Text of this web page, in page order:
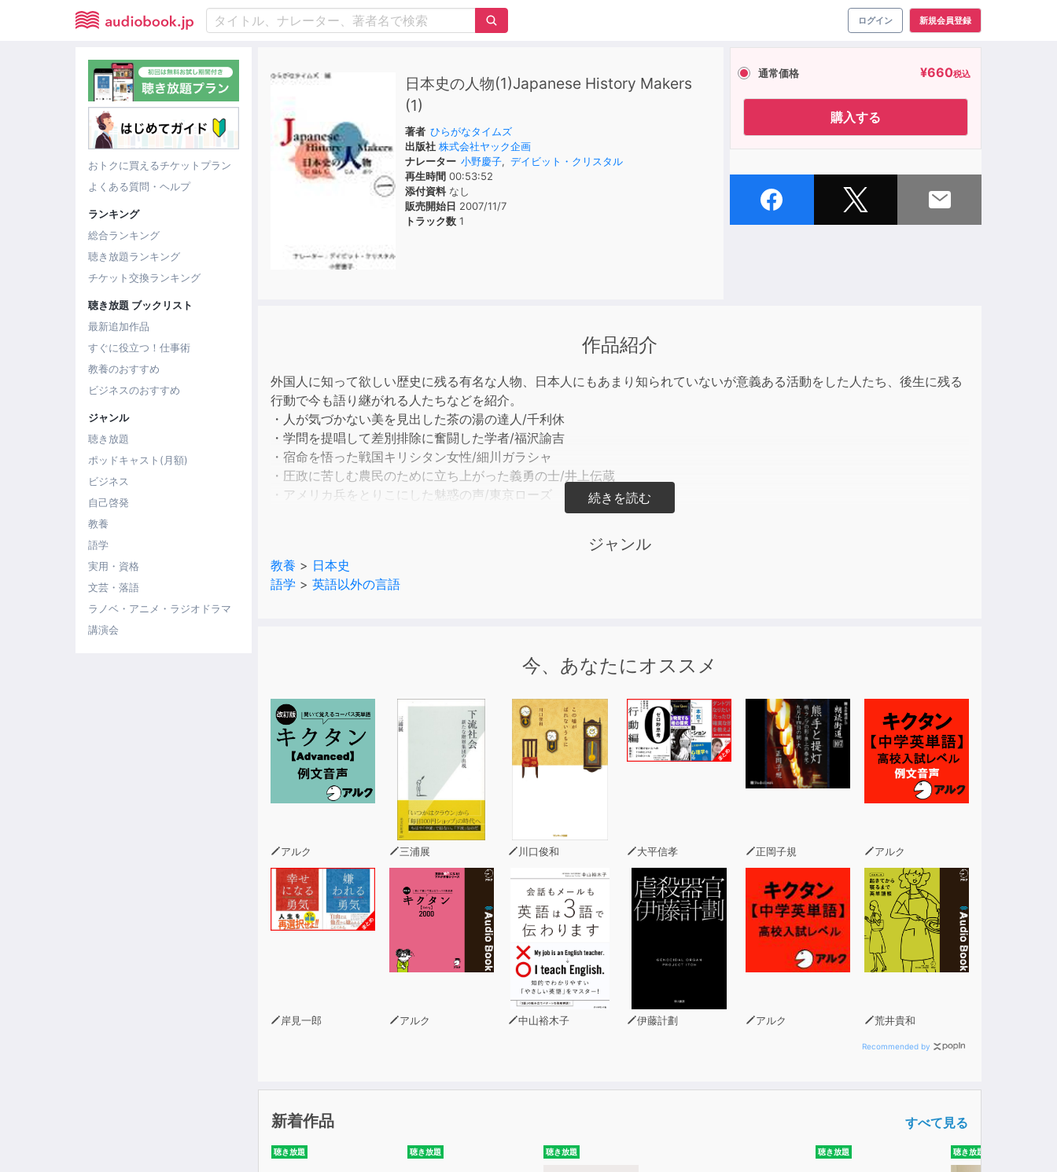
ログイン 新規会員登録
おトクに買えるチケットプラン
よくある質問・ヘルプ
ランキング
総合ランキング
聴き放題ランキング
チケット交換ランキング
聴き放題 ブックリスト
最新追加作品
すぐに役立つ！仕事術
教養のおすすめ
ビジネスのおすすめ
ジャンル
聴き放題
ポッドキャスト(月額)
ビジネス
自己啓発
教養
語学
実用・資格
文芸・落語
ラノベ・アニメ・ラジオドラマ
講演会
日本史の人物(1)Japanese History Makers
(1)
著者 ひらがなタイムズ
出版社 株式会社ヤック企画
ナレーター 小野慶子, デイビット・クリスタル
再生時間00:53:52
添付資料なし
販売開始日 2007/11/7
トラック数1
通常価格 ¥660税込
購入する
作品紹介
外国人に知って欲しい歴史に残る有名な人物、日本人にもあまり知られていないが意義ある活動をした人たち、後生に残る
行動で今も語り継がれる人たちなどを紹介。
・人が気づかない美を見出した茶の湯の達人/千利休
・学問を提唱して差別排除に奮闘した学者/福沢諭吉
・宿命を悟った戦国キリシタン女性/細川ガラシャ
・圧政に苦しむ農民のために立ち上がった義勇の士/井上伝蔵
・アメリカ兵をとりこにした魅惑の声/東京ローズ
・パロディーで反骨精神を貫いたジャーナリスト/宮武外骨
Historically famous figures that should be known by foreigners. Those who are not well-known even by Japanese,
but yet have achieved something significant, and those who have done something dramatic and whose stories have
been passed down.
・Devoted Fighters who Stood up for Oppressed peasants / INOUE Denzo
・A Defiant-Spirited Journalist Fought Authority Using Parody / MIYATAKE Gaikotsu
ジャンル
教養 > 日本史
語学 > 英語以外の言語
今、あなたにオススメ
アルク 三浦展 川口俊和 大平信孝 正岡子規 アルク
岸見一郎 アルク 中山裕木子 伊藤計劃 アルク 荒井貴和
Recommended by
新着作品 すべて見る
聴き放題 聴き放題 聴き放題 聴き放題 聴き放題